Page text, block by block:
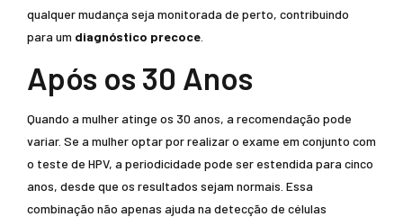
qualquer mudança seja monitorada de perto, contribuindo
para um diagnóstico precoce
Após os 30 Anos
Quando a mulher atinge os 30 anos, a recomendação pode
variar. Se a mulher optar por realizar o exame em conjunto com
o teste de HPV, a periodicidade pode ser estendida para cinco
anos, desde que os resultados sejam normais. Essa
combinação não apenas ajuda na detecção de células